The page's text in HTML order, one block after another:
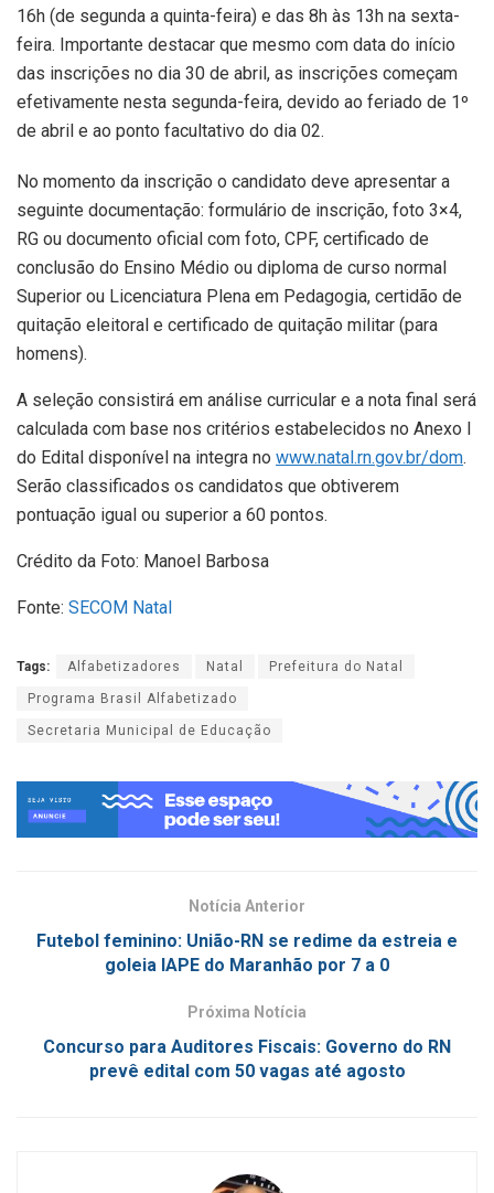
16h (de segunda a quinta-feira) e das 8h às 13h na sexta-
feira. Importante destacar que mesmo com data do início
das inscrições no dia 30 de abril, as inscrições começam
efetivamente nesta segunda-feira, devido ao feriado de 1º
de abril e ao ponto facultativo do dia 02.
No momento da inscrição o candidato deve apresentar a
seguinte documentação: formulário de inscrição, foto 3×4,
RG ou documento oficial com foto, CPF, certificado de
conclusão do Ensino Médio ou diploma de curso normal
Superior ou Licenciatura Plena em Pedagogia, certidão de
quitação eleitoral e certificado de quitação militar (para
homens).
A seleção consistirá em análise curricular e a nota final será
calculada com base nos critérios estabelecidos no Anexo I
do Edital disponível na integra no www.natal.rn.gov.br/dom.
Serão classificados os candidatos que obtiverem
pontuação igual ou superior a 60 pontos.
Crédito da Foto: Manoel Barbosa
Fonte: SECOM Natal
Tags: Alfabetizadores Natal Prefeitura do Natal
Programa Brasil Alfabetizado
Secretaria Municipal de Educação
Notícia Anterior
Futebol feminino: União-RN se redime da estreia e
goleia IAPE do Maranhão por 7 a 0
Próxima Notícia
Concurso para Auditores Fiscais: Governo do RN
prevê edital com 50 vagas até agosto